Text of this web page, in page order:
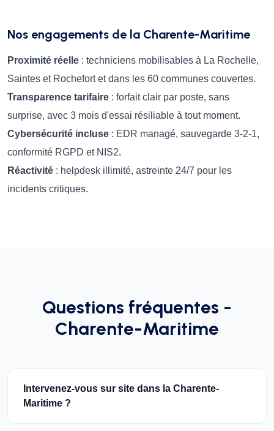
Nos engagements de la Charente-Maritime
Proximité réelle : techniciens mobilisables à La Rochelle,
Saintes et Rochefort et dans les 60 communes couvertes.
Transparence tarifaire : forfait clair par poste, sans
surprise, avec 3 mois d'essai résiliable à tout moment.
Cybersécurité incluse : EDR managé, sauvegarde 3-2-1,
conformité RGPD et NIS2.
Réactivité : helpdesk illimité, astreinte 24/7 pour les
incidents critiques.
Questions fréquentes -
Charente-Maritime
Intervenez-vous sur site dans la Charente-
Maritime ?